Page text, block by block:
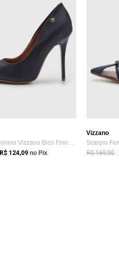
Scarpin Feminino Vizzano Bico Fino Azul Marinho
R$ 124,09 no Pix
Vizzano
R$ 169,90